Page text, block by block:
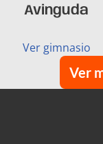
Avinguda
Ver gimnasio
Ver